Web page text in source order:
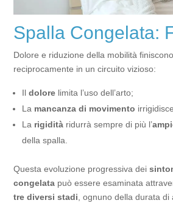
Spalla Congelata:
Dolore e riduzione della mobilità
reciprocamente in un circuito vizioso:
Ildolore limita l’uso dell’arto;
La mancanza di movimento
La rigidità ridurrà sempre di più l’
della spalla.
Questa evoluzione progressiva dei
congelata può essere esaminata
tre diversi stadi, ognuno della durata di